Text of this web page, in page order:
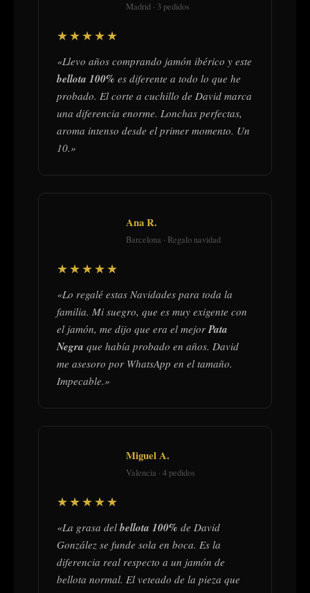
Madrid · 3 pedidos
★★★★★
«Llevo años comprando jamón ibérico y este
bellota 100% es diferente a todo lo que he
probado. El corte a cuchillo de David marca
una diferencia enorme. Lonchas perfectas,
aroma intenso desde el primer momento. Un
10.»
Ana R.
Barcelona · Regalo navidad
★★★★★
«Lo regalé estas Navidades para toda la
familia. Mi suegro, que es muy exigente con
el jamón, me dijo que era el mejorPata
Negra que había probado en años. David
me asesoro por WhatsApp en el tamaño.
Impecable.»
Miguel A.
Valencia · 4 pedidos
★★★★★
«La grasa delbellota 100% de David
González se funde sola en boca. Es la
diferencia real respecto a un jamón de
bellota normal. El veteado de la pieza que